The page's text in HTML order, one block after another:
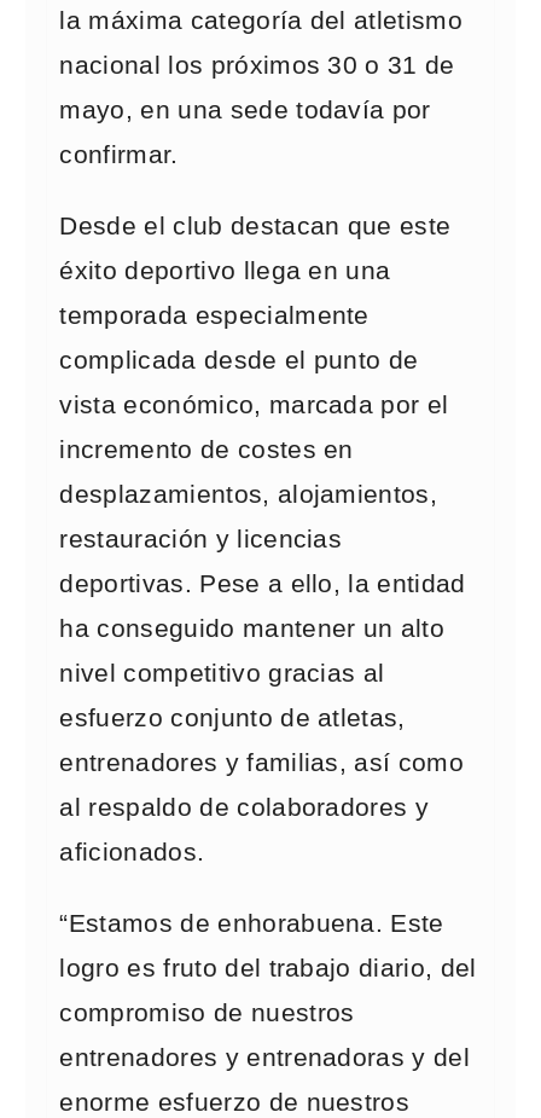
la máxima categoría del atletismo
nacional los próximos 30 o 31 de
mayo, en una sede todavía por
confirmar.
Desde el club destacan que este
éxito deportivo llega en una
temporada especialmente
complicada desde el punto de
vista económico, marcada por el
incremento de costes en
desplazamientos, alojamientos,
restauración y licencias
deportivas. Pese a ello, la entidad
ha conseguido mantener un alto
nivel competitivo gracias al
esfuerzo conjunto de atletas,
entrenadores y familias, así como
al respaldo de colaboradores y
aficionados.
“Estamos de enhorabuena. Este
logro es fruto del trabajo diario, del
compromiso de nuestros
entrenadores y entrenadoras y del
enorme esfuerzo de nuestros